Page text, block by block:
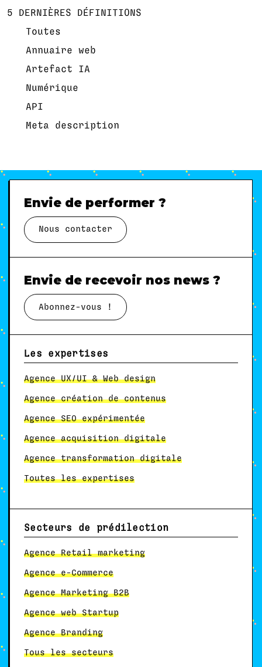
5 DERNIÈRES DÉFINITIONS
Toutes
Annuaire web
Artefact IA
Numérique
API
Meta description
Envie de performer ?
Nous contacter
Envie de recevoir nos news ?
Abonnez-vous !
Les expertises
Agence UX/UI & Web design
Agence création de contenus
Agence SEO expérimentée
Agence acquisition digitale
Agence transformation digitale
Toutes les expertises
Secteurs de prédilection
Agence Retail marketing
Agence e-Commerce
Agence Marketing B2B
Agence web Startup
Agence Branding
Tous les secteurs